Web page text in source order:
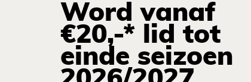
Word vanaf
€20,-* lid tot
einde seizoen